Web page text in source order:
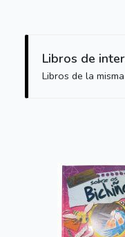
Libros de
Libros de la